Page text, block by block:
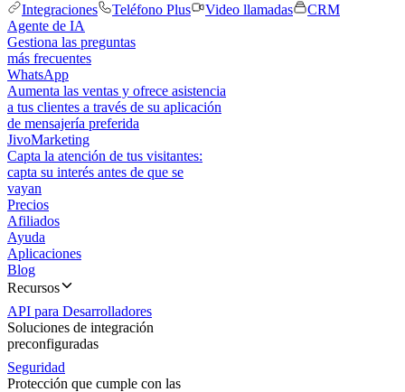
Integraciones
Teléfono Plus Video llamadas
CRM
Agente de IA
Gestiona las preguntas
más frecuentes
WhatsApp
Aumenta las ventas y ofrece asistencia
a tus clientes a través de su aplicación
de mensajería preferida
JivoMarketing
Capta la atención de tus visitantes:
capta su interés antes de que se
vayan
Precios
Afiliados
Ayuda
Aplicaciones
Blog
Recursos
API para Desarrolladores
Soluciones de integración
preconfiguradas
Seguridad
Protección que cumple con las